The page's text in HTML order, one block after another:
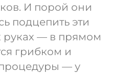
И порой они
подцепить эти
руках — в прямом
грибком и
— у